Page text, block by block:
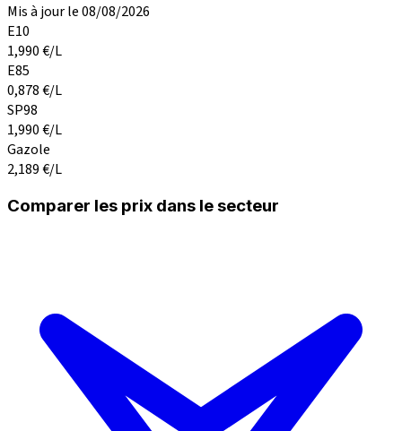
Mis à jour le 08/08/2026
E10
1,990€/L
E85
0,878€/L
SP98
1,990€/L
Gazole
2,189€/L
Comparer les prix dans le secteur